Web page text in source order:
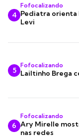
4
Fofocalizando
Pediatra orienta
Levi
5
Fofocalizando
Lailtinho Brega
6
Fofocalizando
Ary Mirelle
nas redes